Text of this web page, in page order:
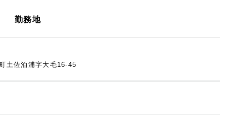
勤務地
土佐泊浦字大毛16-45